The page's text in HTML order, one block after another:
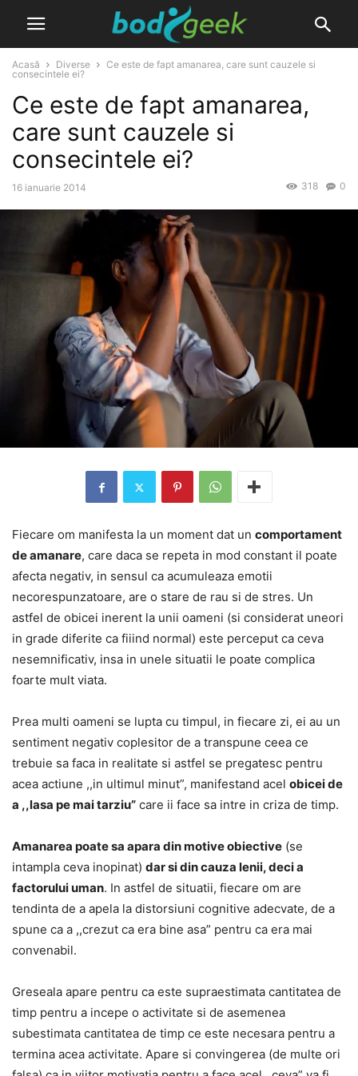
Acasă Diverse
Ce este de fapt amanarea, care sunt cauzele si
consecintele ei?
Ce este de fapt amanarea,
care sunt cauzele si
consecintele ei?
16 ianuarie 2014 0
318
Fiecare om manifesta la un moment dat un comportament
de amanare, care daca se repeta in mod constant il poate
afecta negativ, in sensul ca acumuleaza emotii
necorespunzatoare, are o stare de rau si de stres. Un
astfel de obicei inerent la unii oameni (si considerat uneori
in grade diferite ca fiiind normal) este perceput ca ceva
nesemnificativ, insa in unele situatii le poate complica
foarte mult viata.
Prea multi oameni se lupta cu timpul, in fiecare zi, ei au un
sentiment negativ coplesitor de a transpune ceea ce
trebuie sa faca in realitate si astfel se pregatesc pentru
acea actiune ,,in ultimul minut”, manifestand acel obicei de
a ,,lasa pe mai tarziu” care ii face sa intre in criza de timp.
Amanarea poate sa apara din motive obiective (se
intampla ceva inopinat) dar si din cauza lenii, deci a
factorului uman. In astfel de situatii, fiecare om are
tendinta de a apela la distorsiuni cognitive adecvate, de a
spune ca a ,,crezut ca era bine asa” pentru ca era mai
convenabil.
Greseala apare pentru ca este supraestimata cantitatea de
timp pentru a incepe o activitate si de asemenea
subestimata cantitatea de timp ce este necesara pentru a
termina acea activitate. Apare si convingerea (de multe ori